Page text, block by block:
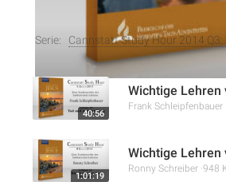
Weitere Aufnahmen
Serie: Cannstatt Study Hour 2014
40:56
Wichtige Lehren
Frank Schleipfenbauer
1:01:19
Wichtige Lehren
Ronny Schreiber 948